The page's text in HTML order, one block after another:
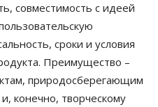
совместимость с идеей
сроки и условия
Преимущество –
природосберегающим
конечно, творческому